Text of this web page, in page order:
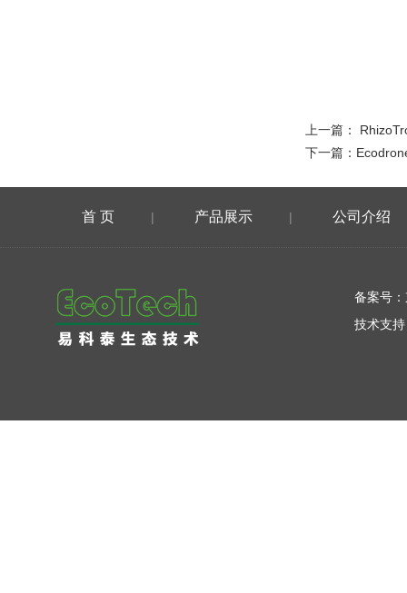
上一篇：
下一篇：
首 页 | 产品展示 | 公司介绍
备案号：
技术支